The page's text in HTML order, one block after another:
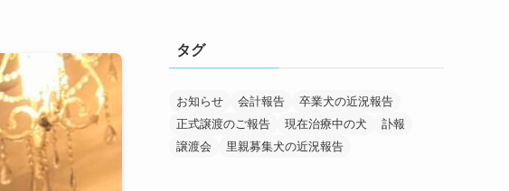
タグ
お知らせ 会計報告
卒業犬の近況報告
正式譲渡のご報告
現在治療中の犬
訃報
譲渡会
里親募集犬の近況報告